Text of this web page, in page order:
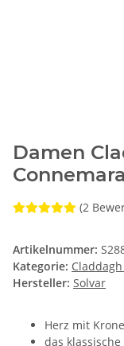
Damen
(2
Artikelnummer:
Kategorie:
Hersteller: Solvar
Herz mit
das